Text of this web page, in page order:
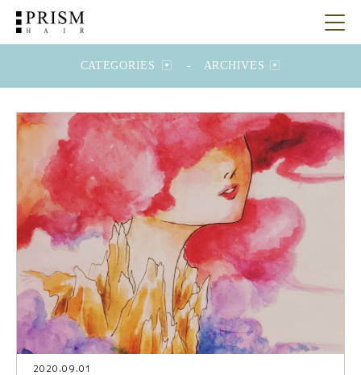
CATEGORIES - ARCHIVES
2020.09.01